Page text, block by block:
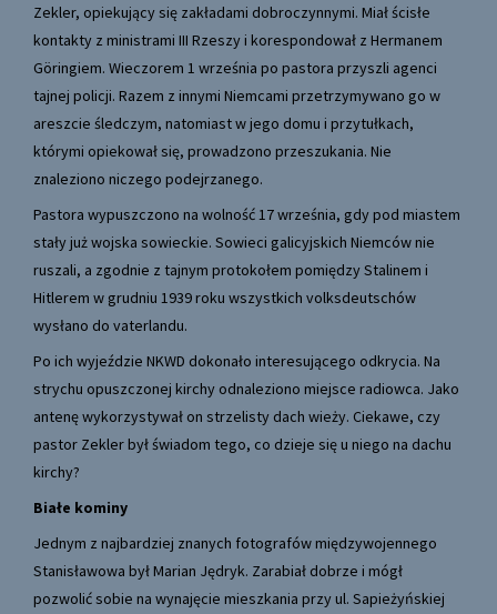
Zekler, opiekujący się zakładami dobroczynnymi. Miał ścisłe
kontakty z ministrami III Rzeszy i korespondował z Hermanem
Göringiem. Wieczorem 1 września po pastora przyszli agenci
tajnej policji. Razem z innymi Niemcami przetrzymywano go w
areszcie śledczym, natomiast w jego domu i przytułkach,
którymi opiekował się, prowadzono przeszukania. Nie
znaleziono niczego podejrzanego.
Pastora wypuszczono na wolność 17 września, gdy pod miastem
stały już wojska sowieckie. Sowieci galicyjskich Niemców nie
ruszali, a zgodnie z tajnym protokołem pomiędzy Stalinem i
Hitlerem w grudniu 1939 roku wszystkich volksdeutschów
wysłano do vaterlandu.
Po ich wyjeździe NKWD dokonało interesującego odkrycia. Na
strychu opuszczonej kirchy odnaleziono miejsce radiowca. Jako
antenę wykorzystywał on strzelisty dach wieży. Ciekawe, czy
pastor Zekler był świadom tego, co dzieje się u niego na dachu
kirchy?
Białe kominy
Jednym z najbardziej znanych fotografów międzywojennego
Stanisławowa był Marian Jędryk. Zarabiał dobrze i mógł
pozwolić sobie na wynajęcie mieszkania przy ul. Sapieżyńskiej